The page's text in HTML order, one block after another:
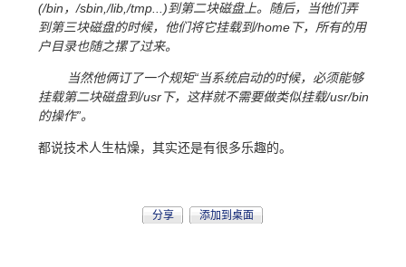
(/bin，/sbin,/lib,/tmp...)到第二块磁盘上。随后，当他们弄
到第三块磁盘的时候，他们将它挂载到/home下，所有的用
户目录也随之摞了过来。
当然他俩订了一个规矩“当系统启动的时候，必须能够
挂载第二块磁盘到/usr下，这样就不需要做类似挂载/usr/bin
的操作”。
都说技术人生枯燥，其实还是有很多乐趣的。
分享 添加到桌面